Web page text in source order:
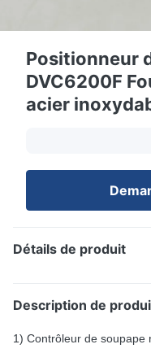
Positionneur
DVC6200F
acier
Détails de produit
Description de
1) Contrôleur de soupape